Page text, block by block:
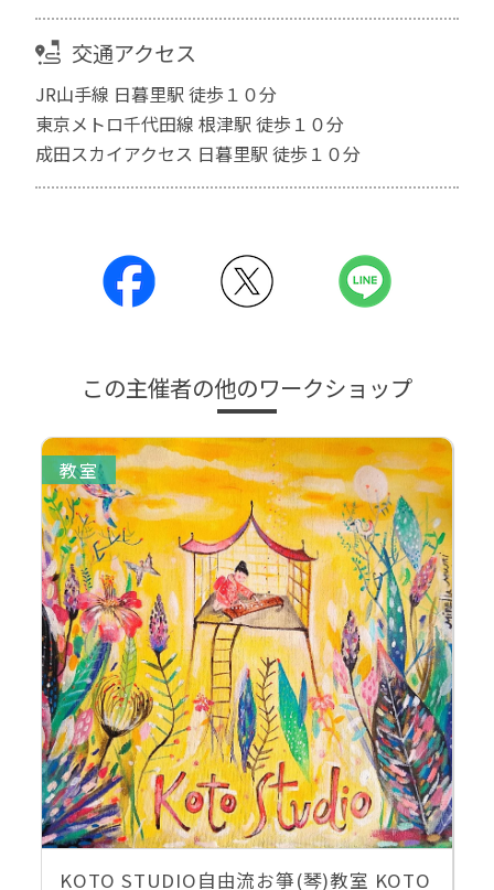
交通アクセス
JR山手線 日暮里駅 徒歩１０分
東京メトロ千代田線 根津駅 徒歩１０分
成田スカイアクセス 日暮里駅 徒歩１０分
この主催者の他のワークショップ
教室
KOTO STUDIO自由流お箏(琴)教室 KOTO